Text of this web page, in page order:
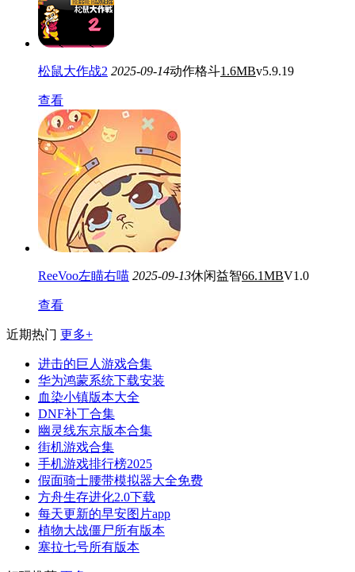
松鼠大作战2 2025-09-14动作格斗1.6MBv5.9.19
查看
ReeVoo左瞄右喵 2025-09-13休闲益智66.1MBV1.0
查看
近期热门 更多+
进击的巨人游戏合集
华为鸿蒙系统下载安装
血染小镇版本大全
DNF补丁合集
幽灵线东京版本合集
街机游戏合集
手机游戏排行榜2025
假面骑士腰带模拟器大全免费
方舟生存进化2.0下载
每天更新的早安图片app
植物大战僵尸所有版本
塞拉七号所有版本